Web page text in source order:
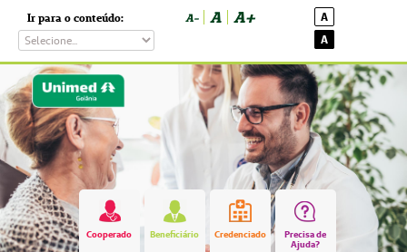
Ir para o conteúdo: A- A A+
A
A
Cooperado Beneficiário Credenciado
Precisa de
Ajuda?